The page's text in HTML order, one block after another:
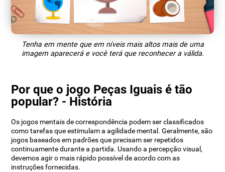
Tenha em mente que em níveis mais altos mais de uma
imagem aparecerá e você terá que reconhecer a válida.
Por que o jogo Peças Iguais é tão
popular? - História
Os jogos mentais de correspondência podem ser classificados
como tarefas que estimulam a agilidade mental. Geralmente, são
jogos baseados em padrões que precisam ser repetidos
continuamente durante a partida. Usando a percepção visual,
devemos agir o mais rápido possível de acordo com as
instruções fornecidas.